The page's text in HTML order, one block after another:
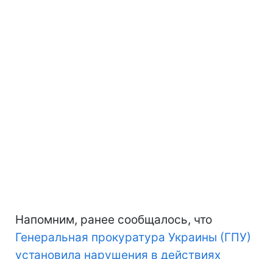
Напомним, ранее сообщалось, что
Генеральная прокуратура Украины (ГПУ)
установила нарушения в действиях